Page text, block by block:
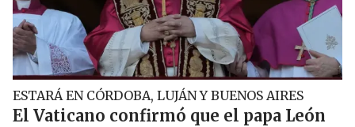
ESTARÁ EN CÓRDOBA, LUJÁN Y BUENOS AIRES
El Vaticano confirmó que el papa León